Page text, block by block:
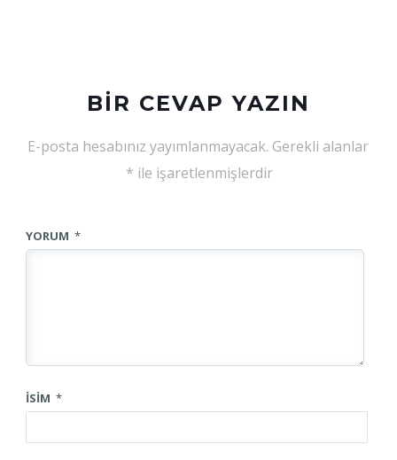
BIR CEVAP YAZIN
E-posta hesabınız yayımlanmayacak. Gerekli alanlar
* ile işaretlenmişlerdir
YORUM *
İSIM *